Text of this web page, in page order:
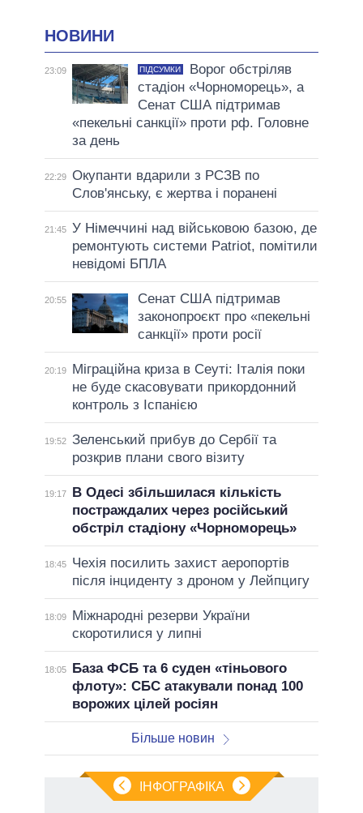
НОВИНИ
23:09 ПІДСУМКИ
Ворог обстріляв
стадіон «Чорноморець», а
Сенат США підтримав
«пекельні санкції» проти рф. Головне
за день
22:29 Окупанти вдарили з РСЗВ по
Слов'янську, є жертва і поранені
21:45 У Німеччині над військовою базою, де
ремонтують системи Patriot, помітили
невідомі БПЛА
20:55
Сенат США підтримав
законопроєкт про «пекельні
санкції» проти росії
20:19
Міграційна криза в Сеуті: Італія поки
не буде скасовувати прикордонний
контроль з Іспанією
19:52 Зеленський прибув до Сербії та
розкрив плани свого візиту
19:17
В Одесі збільшилася кількість
постраждалих через російський
обстріл стадіону «Чорноморець»
18:45
Чехія посилить захист аеропортів
після інциденту з дроном у Лейпцигу
18:09
Міжнародні резерви України
скоротилися у липні
18:05
База ФСБ та 6 суден «тіньового
флоту»: СБС атакували понад 100
ворожих цілей росіян
Більше новин
ІНФОГРАФІКА